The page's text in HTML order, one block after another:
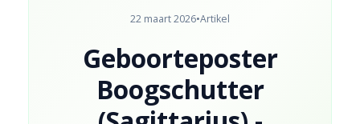
22 maart 2026•Artikel
Geboorteposter
Boogschutter